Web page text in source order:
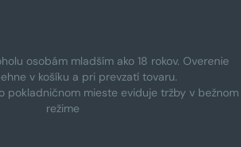
osobám mladším ako 18 rokov. Overenie
v košíku a pri prevzatí tovaru.
pokladničnom mieste eviduje tržby v bežnom
režime